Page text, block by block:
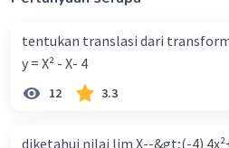
tentukan translasi dari
y = X² - X- 4
12 3.3
diketahui nilai lim X--&gt;(-4)